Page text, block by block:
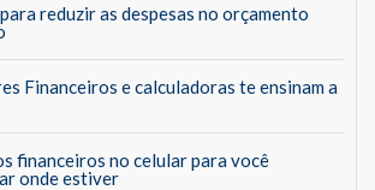
reduzir as despesas no orçamento
Financeiros e calculadoras te ensinam a
financeiros no celular para você
onde estiver